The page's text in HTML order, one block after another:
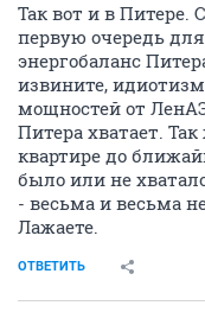
Так вот и в Питере.
первую очередь
энергобаланс
извините,
мощностей от
Питера хватает.
квартире до
было или не
- весьма и весьма
Лажаете.
ОТВЕТИТЬ